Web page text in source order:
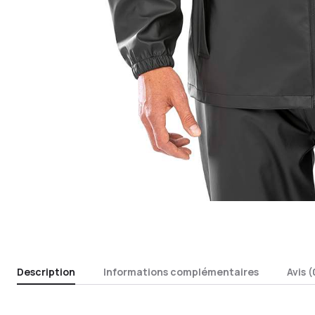
Description Informations complémentaires Avis